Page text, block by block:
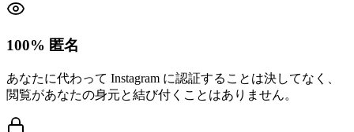
100% 匿名
あなたに代わって Instagram に認証することは決してなく、
閲覧があなたの身元と結び付くことはありません。